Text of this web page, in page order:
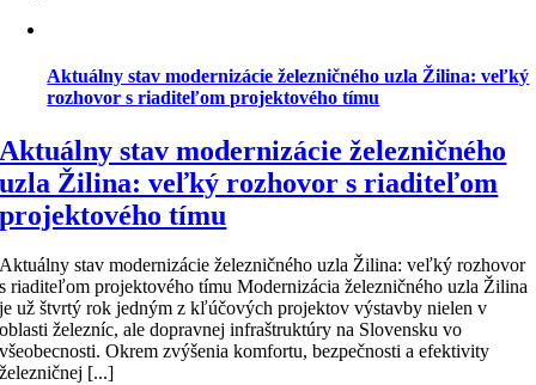
Aktuálny stav modernizácie železničného uzla Žilina: veľký
rozhovor s riaditeľom projektového tímu
Aktuálny stav modernizácie železničného
uzla Žilina: veľký rozhovor s riaditeľom
projektového tímu
Aktuálny stav modernizácie železničného uzla Žilina: veľký rozhovor
s riaditeľom projektového tímu Modernizácia železničného uzla Žilina
je už štvrtý rok jedným z kľúčových projektov výstavby nielen v
oblasti železníc, ale dopravnej infraštruktúry na Slovensku vo
všeobecnosti. Okrem zvýšenia komfortu, bezpečnosti a efektivity
železničnej [...]